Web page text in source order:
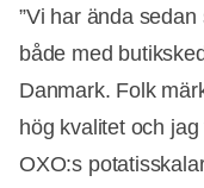
”Vi har ända
både med
Danmark. Folk
hög kvalitet och
OXO:s